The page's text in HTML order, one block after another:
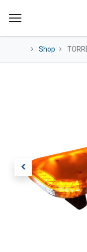
Shop